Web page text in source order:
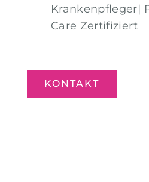
Krankenpfleger|
Care Zertifiziert
KONTAKT